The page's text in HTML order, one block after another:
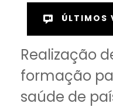
ÚLTIMOS
Realização
formação
saúde de